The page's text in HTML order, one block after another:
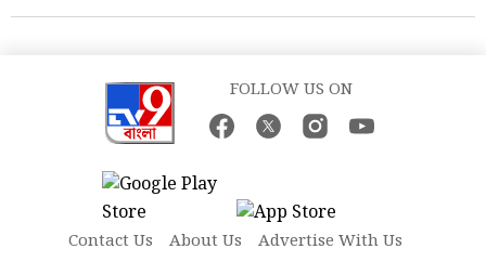
FOLLOW US ON
Contact Us About Us Advertise With Us